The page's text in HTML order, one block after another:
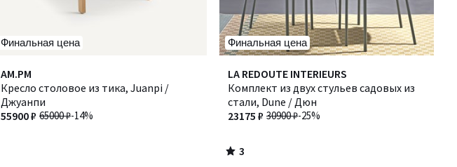
Финальная цена
AM.PM
Кресло столовое из тика, Juanpi /
Джуанпи
65000 ₽-14%
55900 ₽
Финальная цена
LA REDOUTE INTERIEURS
Комплект из двух стульев садовых из
стали, Dune / Дюн
30900 ₽-25%
23175 ₽
3
/
5
3
/